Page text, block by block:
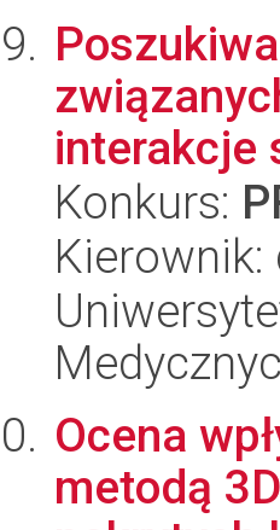
interakcje
Konkurs:
Kierownik:
Ocena
metodą